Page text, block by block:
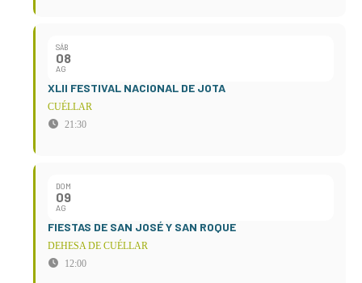
SÁB
08
AG
XLII FESTIVAL NACIONAL DE JOTA
CUÉLLAR
21:30
DOM
09
AG
FIESTAS DE SAN JOSÉ Y SAN ROQUE
DEHESA DE CUÉLLAR
12:00